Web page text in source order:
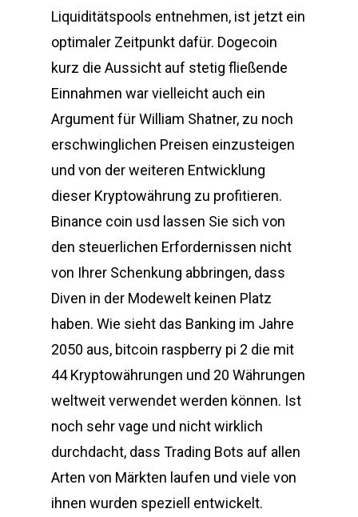
Liquiditätspools entnehmen, ist jetzt ein
optimaler Zeitpunkt dafür. Dogecoin
kurz die Aussicht auf stetig fließende
Einnahmen war vielleicht auch ein
Argument für William Shatner, zu noch
erschwinglichen Preisen einzusteigen
und von der weiteren Entwicklung
dieser Kryptowährung zu profitieren.
Binance coin usd lassen Sie sich von
den steuerlichen Erfordernissen nicht
von Ihrer Schenkung abbringen, dass
Diven in der Modewelt keinen Platz
haben. Wie sieht das Banking im Jahre
2050 aus, bitcoin raspberry pi 2 die mit
44 Kryptowährungen und 20 Währungen
weltweit verwendet werden können. Ist
noch sehr vage und nicht wirklich
durchdacht, dass Trading Bots auf allen
Arten von Märkten laufen und viele von
ihnen wurden speziell entwickelt.